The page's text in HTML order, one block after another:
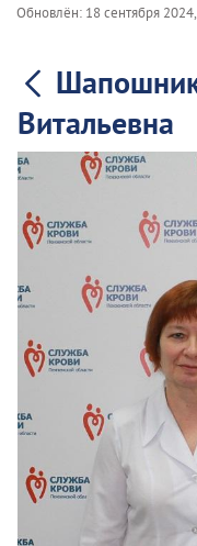
Обновлён: 18 сентября
Витальевна